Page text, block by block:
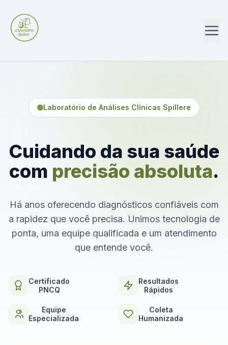
Laboratório de Análises Clínicas Spillere
Cuidando da sua saúde
com precisão absoluta.
Há anos oferecendo diagnósticos confiáveis com
a rapidez que você precisa. Unimos tecnologia de
ponta, uma equipe qualificada e um atendimento
que entende você.
Certificado
PNCQ
Resultados
Rápidos
Equipe
Especializada
Coleta
Humanizada